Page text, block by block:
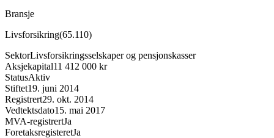
Bransje
Livsforsikring(65.110)
SektorLivsforsikringsselskaper og pensjonskasser
Aksjekapital11 412 000 kr
StatusAktiv
Stiftet19. juni 2014
Registrert29. okt. 2014
Vedtektsdato15. mai 2017
MVA-registrertJa
ForetaksregisteretJa